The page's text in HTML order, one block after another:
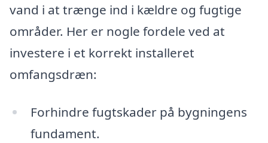
vand i at trænge ind i kældre og fugtige
områder. Her er nogle fordele ved at
investere i et korrekt installeret
omfangsdræn:
Forhindre fugtskader på bygningens
fundament.